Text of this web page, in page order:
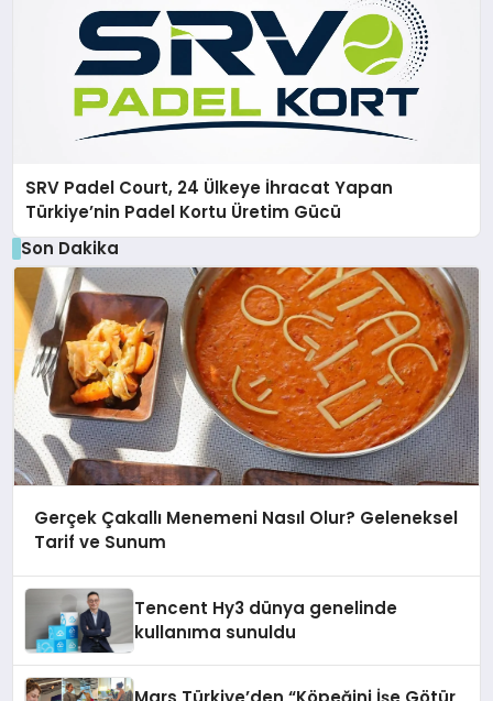
SRV Padel Court, 24 Ülkeye İhracat Yapan
Türkiye’nin Padel Kortu Üretim Gücü
Son Dakika
Gerçek Çakallı Menemeni Nasıl Olur? Geleneksel
Tarif ve Sunum
Tencent Hy3 dünya genelinde
kullanıma sunuldu